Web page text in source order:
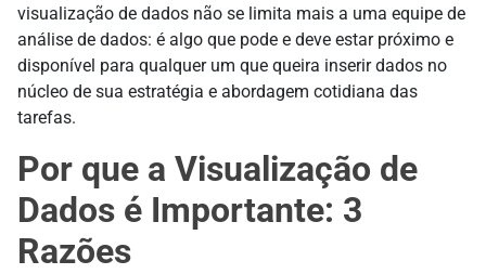
visualização de dados não se limita mais a uma equipe de
análise de dados: é algo que pode e deve estar próximo e
disponível para qualquer um que queira inserir dados no
núcleo de sua estratégia e abordagem cotidiana das
tarefas.
Por que a Visualização de
Dados é Importante: 3
Razões